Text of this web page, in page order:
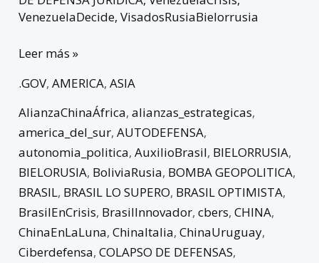
VenezuelaDecide,VisadosRusiaBielorrusia
Leer más »
.GOV,AMERICA,ASIA
AlianzaChinaÁfrica,alianzas_estrategicas,
america_del_sur,AUTODEFENSA,
autonomia_politica,AuxilioBrasil, BIELORRUSIA,
BIELORUSIA, BoliviaRusia, BOMBA GEOPOLITICA,
BRASIL, BRASIL LO SUPERO, BRASIL OPTIMISTA,
BrasilEnCrisis, BrasilInnovador,cbers,CHINA,
ChinaEnLaLuna,ChinaItalia,ChinaUruguay,
Ciberdefensa,COLAPSO DE DEFENSAS,